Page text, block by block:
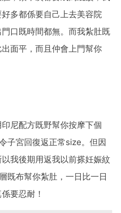
多都係要自己上去美容院
口既時間都無。而我紮肚既
面平，而且仲會上門幫你
尼配方既野幫你按摩下個
子宮回復返正常size。但因
我後期用返我以前搽妊娠紋
既布幫你紮肚，一日比一日
要忍耐！